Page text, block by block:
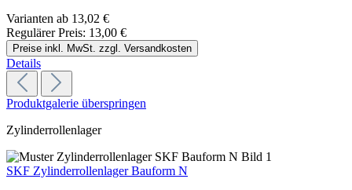
Varianten ab 13,02 €
Regulärer Preis: 13,00 €
Preise inkl. MwSt. zzgl. Versandkosten
Details
Produktgalerie überspringen
Zylinderrollenlager
SKF Zylinderrollenlager Bauform N